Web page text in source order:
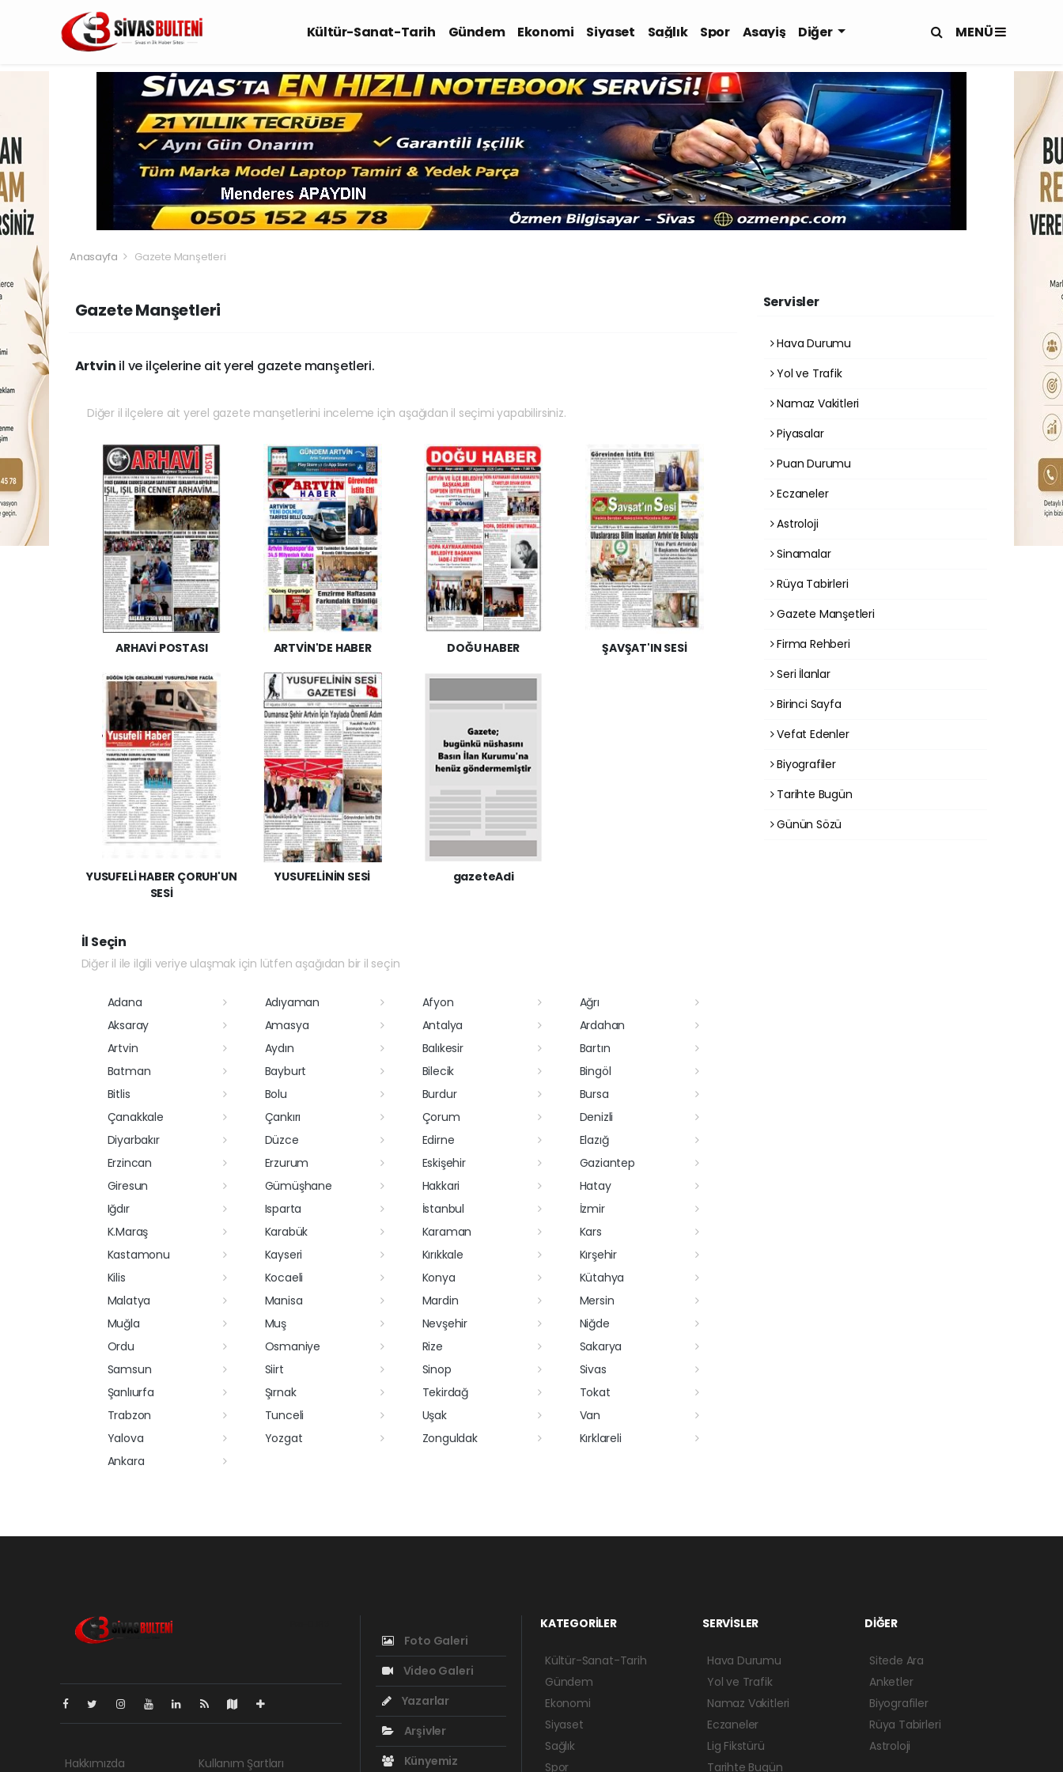
Kültür-Sanat-Tarih Gündem Ekonomi Siyaset Sağlık Spor Asayiş Diğer MENÜ
Anasayfa Gazete Manşetleri
Gazete Manşetleri
Artvin il ve ilçelerine ait yerel gazete manşetleri.
Diğer il ilçelere ait yerel gazete manşetlerini inceleme için aşağıdan il seçimi yapabilirsiniz.
ARHAVİ POSTASI ARTVİN'DE HABER DOĞU HABER ŞAVŞAT'IN SESİ
YUSUFELİ HABER ÇORUH'UN
SESİ
YUSUFELİNİN SESİ gazeteAdi
İl Seçin
Diğer il ile ilgili veriye ulaşmak için lütfen aşağıdan bir il seçin
Adana Adıyaman Afyon
Ağrı
Aksaray
Amasya Antalya
Ardahan
Artvin
Aydın Balıkesir
Bartın
Batman
Bayburt Bilecik
Bingöl
Bitlis
Bolu Burdur
Bursa
Çanakkale
Çankırı Çorum
Denizli
Diyarbakır
Düzce Edirne
Elazığ
Erzincan
Erzurum Eskişehir
Gaziantep
Giresun
Gümüşhane Hakkari
Hatay
Iğdır
Isparta İstanbul
İzmir
K.Maraş
Karabük Karaman
Kars
Kastamonu
Kayseri Kırıkkale
Kırşehir
Kilis
Kocaeli Konya
Kütahya
Malatya
Manisa Mardin
Mersin
Muğla
Muş Nevşehir
Niğde
Ordu
Osmaniye Rize
Sakarya
Samsun
Siirt Sinop
Sivas
Şanlıurfa
Şırnak Tekirdağ
Tokat
Trabzon
Tunceli Uşak
Van
Yalova
Yozgat Zonguldak
Kırklareli
Ankara
Servisler
Hava Durumu
Yol ve Trafik
Namaz Vakitleri
Piyasalar
Puan Durumu
Eczaneler
Astroloji
Sinamalar
Rüya Tabirleri
Gazete Manşetleri
Firma Rehberi
Seri İlanlar
Birinci Sayfa
Vefat Edenler
Biyografiler
Tarihte Bugün
Günün Sözü
Hakkımızda Kullanım Şartları
Foto Galeri
Video Galeri
Yazarlar
Arşivler
Künyemiz
KATEGORİLER
Kültür-Sanat-Tarih
Gündem
Ekonomi
Siyaset
Sağlık
Spor
SERVİSLER
Hava Durumu
Yol ve Trafik
Namaz Vakitleri
Eczaneler
Lig Fikstürü
Tarihte Bugün
DİĞER
Sitede Ara
Anketler
Biyografiler
Rüya Tabirleri
Astroloji